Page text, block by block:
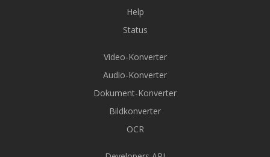
Help
Status
Video-Konverter
Audio-Konverter
Dokument-Konverter
Bildkonverter
OCR